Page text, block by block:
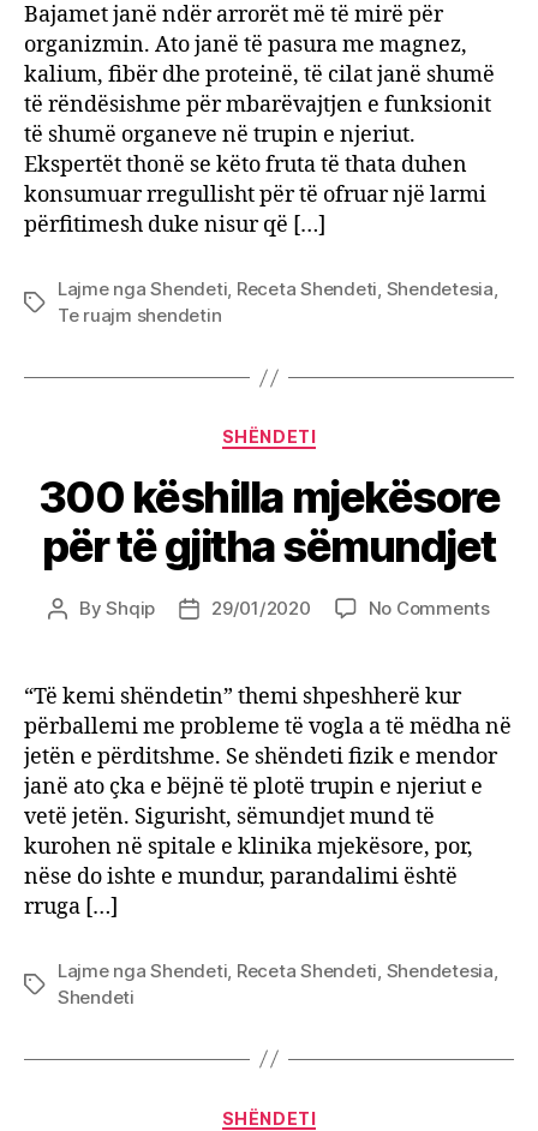
Bajamet janë ndër arrorët më të mirë për
organizmin. Ato janë të pasura me magnez,
kalium, fibër dhe proteinë, të cilat janë shumë
të rëndësishme për mbarëvajtjen e funksionit
të shumë organeve në trupin e njeriut.
Ekspertët thonë se këto fruta të thata duhen
konsumuar rregullisht për të ofruar një larmi
përfitimesh duke nisur që […]
Tags
Lajme nga Shendeti, Receta Shendeti, Shendetesia,
Te ruajm shendetin
Categories
SHËNDETI
300 këshilla mjekësore
për të gjitha sëmundjet
PostByShqip
Post29/01/2020 No Commentson
për
të
gjitha
“Të kemi shëndetin” themi shpeshherë kur
përballemi me probleme të vogla a të mëdha në
jetën e përditshme. Se shëndeti fizik e mendor
janë ato çka e bëjnë të plotë trupin e njeriut e
vetë jetën. Sigurisht, sëmundjet mund të
kurohen në spitale e klinika mjekësore, por,
nëse do ishte e mundur, parandalimi është
rruga […]
Tags
Lajme nga Shendeti Receta Shendeti Shendetesia
Shendeti
Categories
SHËNDETI